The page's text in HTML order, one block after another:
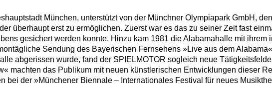
München, unterstützt von der Münchner Olympiapark GmbH,
überhaupt erst zu ermöglichen. Zuerst war es das zu seiner Zeit fast
gesichert werden konnte. Hinzu kam 1981 die Alabamahalle mit
Sendung des Bayerischen Fernsehens »Live aus dem
abgerissen wurde, fand der SPIELMOTOR sogleich neue
machten das Publikum mit neuen künstlerischen Entwicklungen dieser
bei der »Münchener Biennale – Internationales Festival für neues